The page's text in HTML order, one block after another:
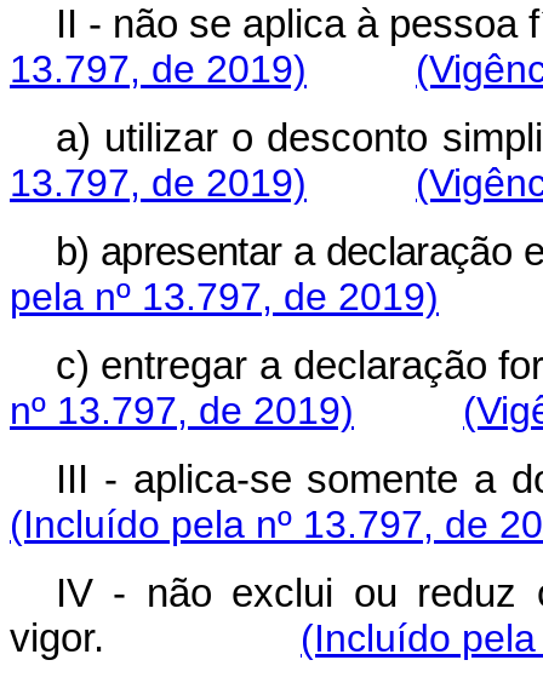
II - não se aplica à pessoa
13.797, de 2019)
a) utilizar o desconto
13.797, de 2019)
b) apresentar a declaração
pela nº 13.797, de 2019)
c) entregar a declaração
nº 13.797, de 2019)
III - aplica-se somente a
(Incluído pela nº 13.797, de
IV - não exclui ou reduz
vigor.
(Incluído